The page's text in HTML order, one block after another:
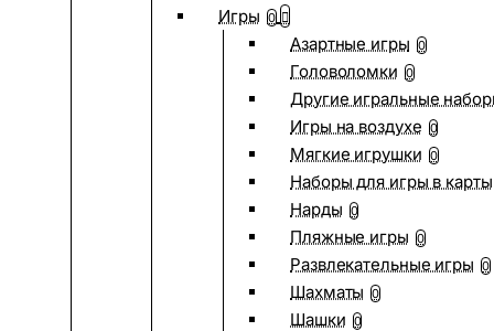
Игры 0
Азартные игры 0
Головоломки 0
Другие игральные
Игры на воздухе 0
Мягкие игрушки 0
Наборы для игры в карты
Нарды 0
Пляжные игры 0
Развлекательные игры 0
Шахматы 0
Шашки 0